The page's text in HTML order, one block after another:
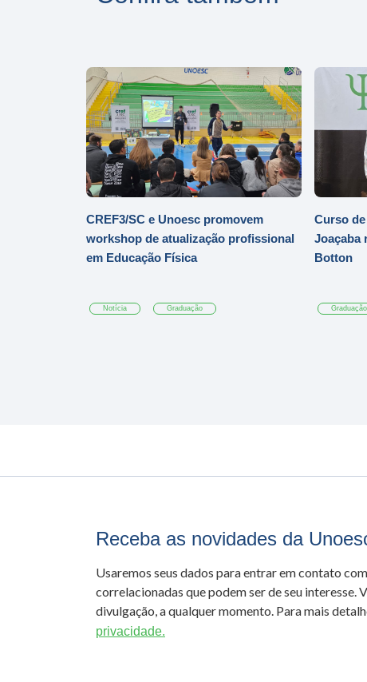
CREF3/SC e Unoesc promovem
workshop de atualização profissional
em Educação Física
Notícia Graduação
Curso
Joaçaba
Botton
Graduação
Receba as novidades da
Usaremos seus dados para entrar em contato
correlacionadas que podem ser de seu interesse.
divulgação, a qualquer momento. Para mais
privacidade.